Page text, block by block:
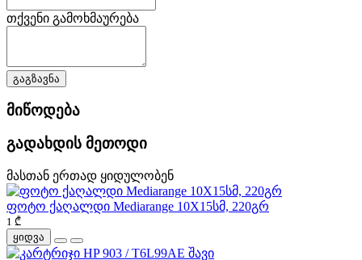
თქვენი გამოხმაურება
გაგზავნა
მიწოდება
გადახდის მეთოდი
მასთან ერთად ყიდულობენ
ფოტო ქაღალდი Mediarange 10X15სმ, 220გრ
1 ₾
ყიდვა